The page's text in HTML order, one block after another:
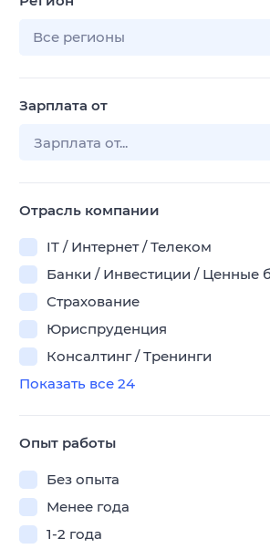
Все регионы
Зарплата от
Отрасль компании
IT / Интернет / Телеком
Банки / Инвестиции / Ценные
Страхование
Юриспруденция
Консалтинг / Тренинги
Показать все 24
Опыт работы
Без опыта
Менее года
1-2 года